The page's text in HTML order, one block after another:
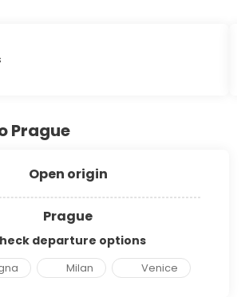
Prague
Open origin
Prague
departure options
Milan Venice